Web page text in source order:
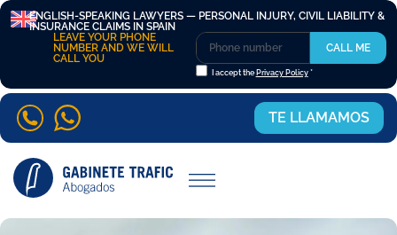
ENGLISH-SPEAKING LAWYERS — PERSONAL INJURY, CIVIL LIABILITY &
INSURANCE CLAIMS IN SPAIN
LEAVE YOUR PHONE
NUMBER AND WE WILL
CALL YOU
I accept the Privacy Policy*
CALL ME
TE LLAMAMOS